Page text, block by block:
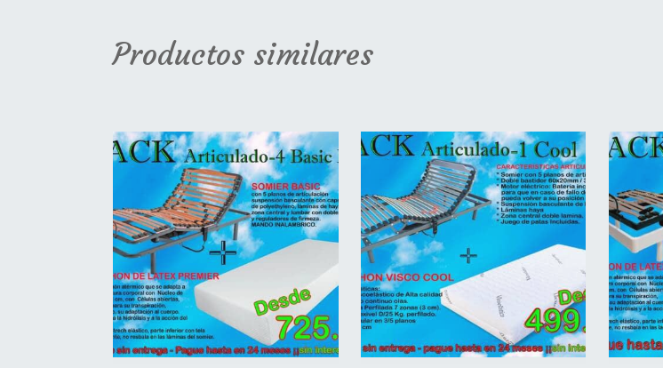
Productos similares